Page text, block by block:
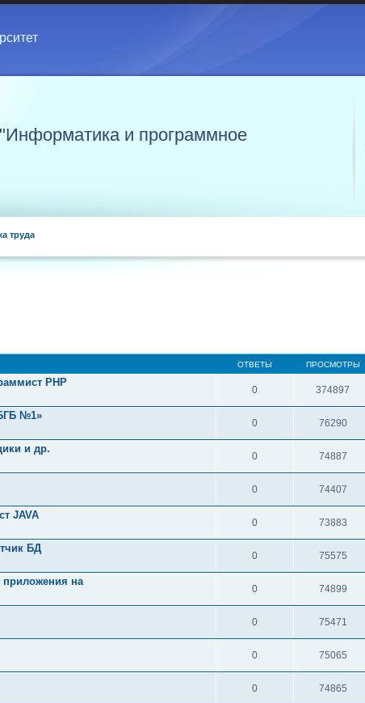
и программное
труда
ОТВЕТЫ ПРОСМОТРЫ
PHP
0 374897
№1»
0 76290
и др.
0 74887
0 74407
JAVA
0 73883
БД
0 75575
приложения на
0 74899
0 75471
0 75065
0 74865